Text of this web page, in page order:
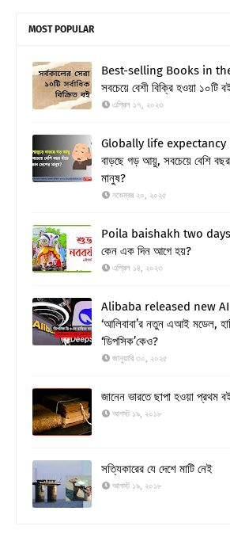
MOST POPULAR
Best-selling Books in the
সবচেয়ে বেশী বিক্রি হওয়া ১০টি
এপ্রিল ১৭, ২০২৩
Globally life expectancy
বাড়ছে গড় আয়ু, সবচেয়ে বেশি
মানুষ?
নভেম্বর ২০, ২০২৫
Poila baishakh two days
কেন এক দিন আগে হয়?
এপ্রিল ১৪, ২০২৩
Alibaba released new AI
‘আলিবাবা’র নতুন এআই মডেল,
‘ডিপসিক’কেও?
জানুয়ারি ৩০, ২০২৫
জানেন ভারতে ছাপা হওয়া প্রথম
আগস্ট ১৯, ২০১৮
সত্যিকারের যে দেশে মাটি নেই
আগস্ট ১৯, ২০১৮